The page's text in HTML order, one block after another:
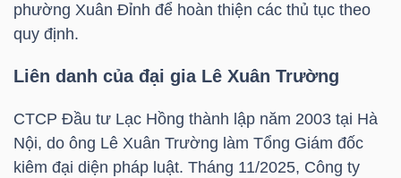
phường Xuân Đỉnh để hoàn thiện các thủ tục theo
quy định.
Liên danh của đại gia Lê Xuân Trường
CTCP Đầu tư Lạc Hồng thành lập năm 2003 tại Hà
Nội, do ông Lê Xuân Trường làm Tổng Giám đốc
kiêm đại diện pháp luật. Tháng 11/2025, Công ty
SINH
TRÁI